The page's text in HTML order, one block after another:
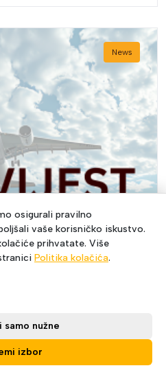
osigurali pravilno
vaše korisničko iskustvo.
prihvatate. Više
Politika kolačića.
samo nužne
izbor
News
obimu rada